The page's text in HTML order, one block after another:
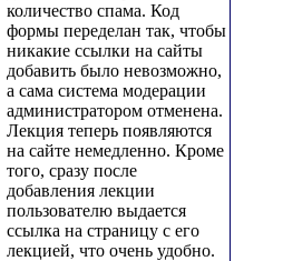
количество спама. Код
формы переделан так, чтобы
никакие ссылки на сайты
добавить было невозможно,
а сама система модерации
администратором отменена.
Лекция теперь появляются
на сайте немедленно. Кроме
того, сразу после
добавления лекции
пользователю выдается
ссылка на страницу с его
лекцией, что очень удобно.